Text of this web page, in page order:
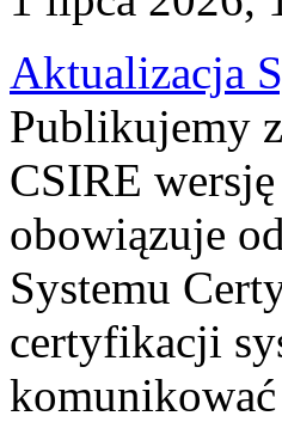
Aktualizacja
Publikujemy
CSIRE
obowiązuje
Systemu
certyfikacji